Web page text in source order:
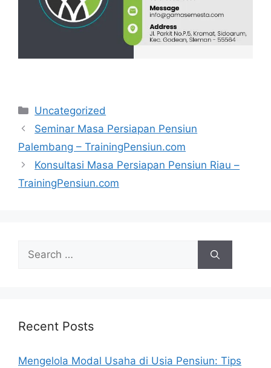
Categories
Uncategorized
Seminar Masa Persiapan Pensiun
Palembang – TrainingPensiun.com
Konsultasi Masa Persiapan Pensiun Riau –
TrainingPensiun.com
Search
for:
Recent Posts
Mengelola Modal Usaha di Usia Pensiun: Tips